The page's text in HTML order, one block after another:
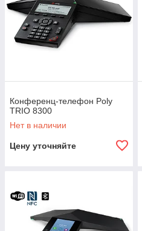
Конференц-телефон Poly
TRIO 8300
Нет в наличии
Цену уточняйте